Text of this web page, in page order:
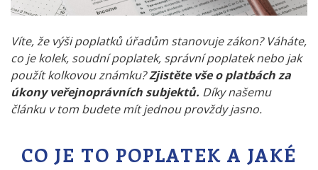
Víte, že výši poplatků úřadům stanovuje zákon? Váháte,
co je kolek, soudní poplatek, správní poplatek nebo jak
použít kolkovou známku?Zjistěte vše o platbách za
úkony veřejnoprávních subjektů. Díky našemu
článku v tom budete mít jednou provždy jasno.
CO JE TO POPLATEK A JAKÉ